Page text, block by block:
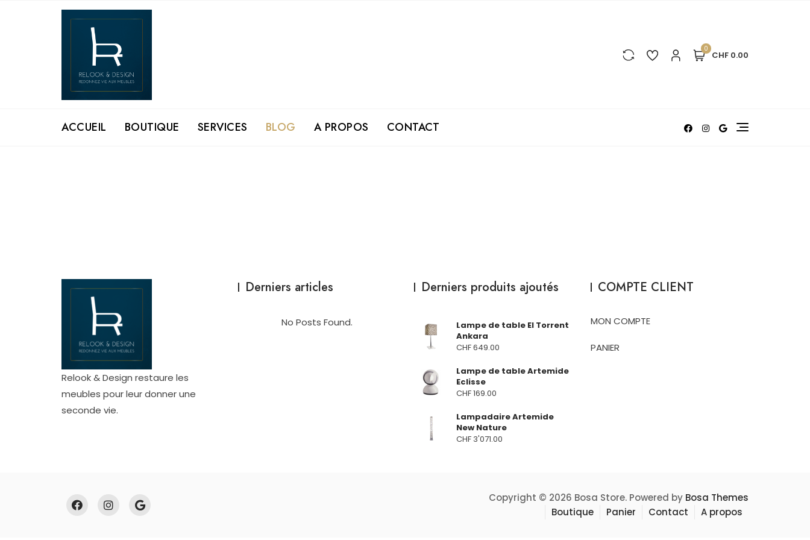
0
CHF 0.00
ACCUEIL BOUTIQUE SERVICES BLOG A PROPOS CONTACT
Relook & Design restaure les
meubles pour leur donner une
seconde vie.
Derniers articles
No Posts Found.
Derniers produits ajoutés
Lampe de table El Torrent
Ankara
CHF649.00
Lampe de table Artemide
Eclisse
CHF169.00
Lampadaire Artemide
New Nature
CHF 3'071.00
COMPTE CLIENT
MON COMPTE
PANIER
Copyright © 2026 Bosa Store. Powered by Bosa Themes
Boutique
Panier Contact A propos